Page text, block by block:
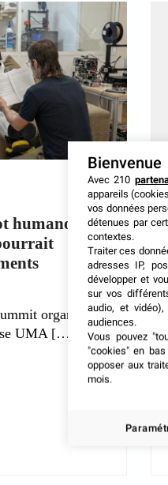
humanoïde
organisé à
UMA
Bienvenue
Avec 210
appareils
vos données
détenues par
contextes.
Traiter ces
adresses IP,
développer et
sur vos
audio, et
audiences.
Vous pouvez
"cookies" en
opposer aux
mois.